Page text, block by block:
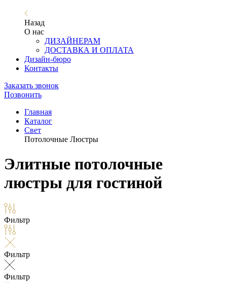
Назад
О нас
ДИЗАЙНЕРАМ
ДОСТАВКА И ОПЛАТА
Дизайн-бюро
Контакты
Заказать звонок
Позвонить
Главная
Каталог
Свет
Потолочные Люстры
Элитные потолочные
люстры для гостиной
Фильтр
Фильтр
Фильтр